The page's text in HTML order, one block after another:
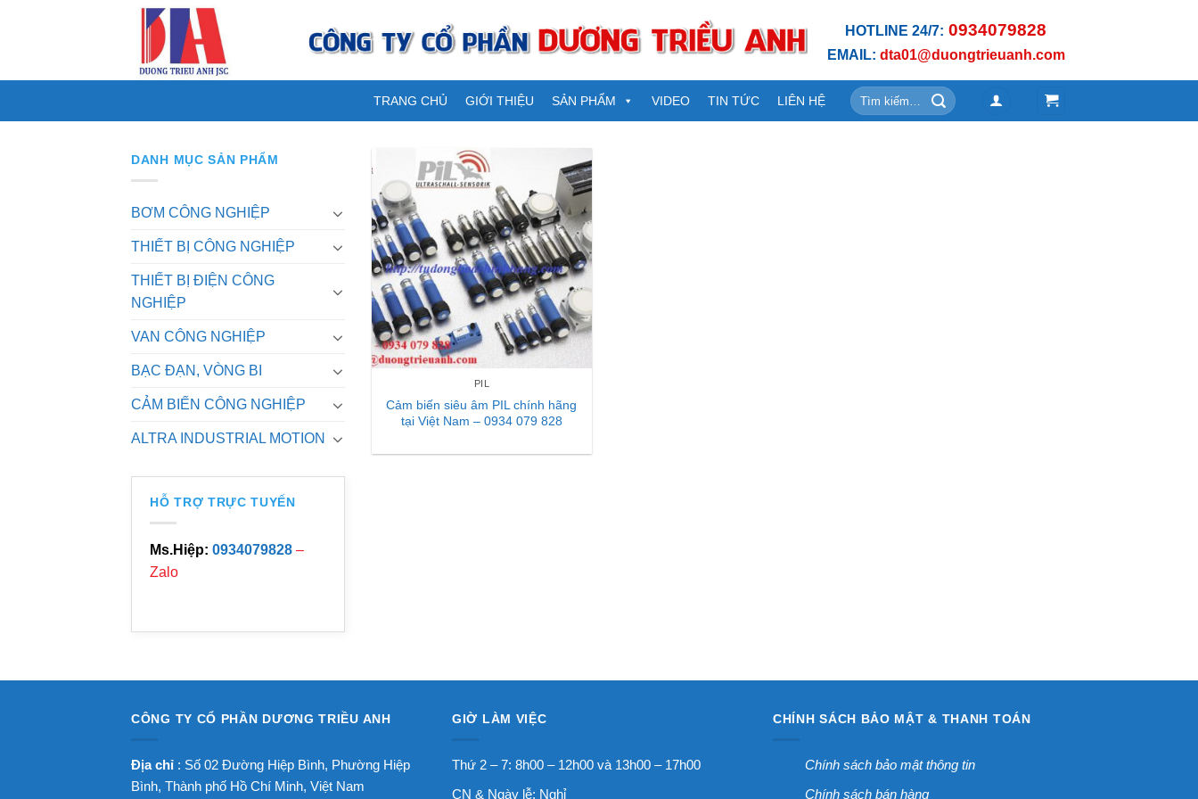
HOTLINE 24/7: 0934079828
EMAIL: dta01@duongtrieuanh.com
TRANG CHỦ GIỚI THIỆU SẢN PHẨM VIDEO TIN TỨC LIÊN HỆ
Tìm
kiếm:
DANH MỤC SẢN PHẨM
BƠM CÔNG NGHIỆP
THIẾT BỊ CÔNG NGHIỆP
THIẾT BỊ ĐIỆN CÔNG
NGHIỆP
VAN CÔNG NGHIỆP
BẠC ĐẠN, VÒNG BI
CẢM BIẾN CÔNG NGHIỆP
ALTRA INDUSTRIAL MOTION
HỖ TRỢ TRỰC TUYẾN
Ms.Hiệp: 0934079828 –
Zalo
PIL
Cảm biến siêu âm PIL chính hãng
tại Việt Nam – 0934 079 828
CÔNG TY CỔ PHẦN DƯƠNG TRIỀU ANH
Địa chỉ : Số 02 Đường Hiệp Bình, Phường Hiệp
Bình, Thành phố Hồ Chí Minh, Việt Nam
GIỜ LÀM VIỆC
Thứ 2 – 7: 8h00 – 12h00 và 13h00 – 17h00
CN & Ngày lễ: Nghỉ
CHÍNH SÁCH BẢO MẬT & THANH TOÁN
Chính sách bảo mật thông tin
Chính sách bán hàng